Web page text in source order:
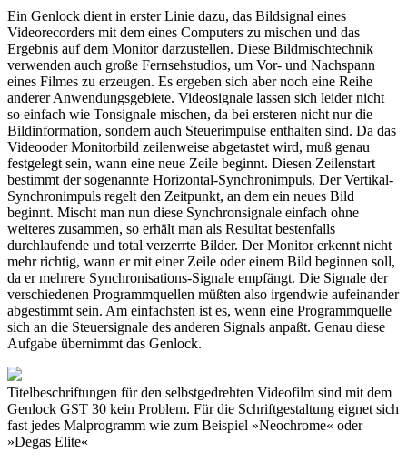
Ein Genlock dient in erster Linie dazu, das Bildsignal eines
Videorecorders mit dem eines Computers zu mischen und das
Ergebnis auf dem Monitor darzustellen. Diese Bildmischtechnik
verwenden auch große Fernsehstudios, um Vor- und Nachspann
eines Filmes zu erzeugen. Es ergeben sich aber noch eine Reihe
anderer Anwendungsgebiete. Videosignale lassen sich leider nicht
so einfach wie Tonsignale mischen, da bei ersteren nicht nur die
Bildinformation, sondern auch Steuerimpulse enthalten sind. Da das
Videooder Monitorbild zeilenweise abgetastet wird, muß genau
festgelegt sein, wann eine neue Zeile beginnt. Diesen Zeilenstart
bestimmt der sogenannte Horizontal-Synchronimpuls. Der Vertikal-
Synchronimpuls regelt den Zeitpunkt, an dem ein neues Bild
beginnt. Mischt man nun diese Synchronsignale einfach ohne
weiteres zusammen, so erhält man als Resultat bestenfalls
durchlaufende und total verzerrte Bilder. Der Monitor erkennt nicht
mehr richtig, wann er mit einer Zeile oder einem Bild beginnen soll,
da er mehrere Synchronisations-Signale empfängt. Die Signale der
verschiedenen Programmquellen müßten also irgendwie aufeinander
abgestimmt sein. Am einfachsten ist es, wenn eine Programmquelle
sich an die Steuersignale des anderen Signals anpaßt. Genau diese
Aufgabe übernimmt das Genlock.
Titelbeschriftungen für den selbstgedrehten Videofilm sind mit dem
Genlock GST 30 kein Problem. Für die Schriftgestaltung eignet sich
fast jedes Malprogramm wie zum Beispiel »Neochrome« oder
»Degas Elite«